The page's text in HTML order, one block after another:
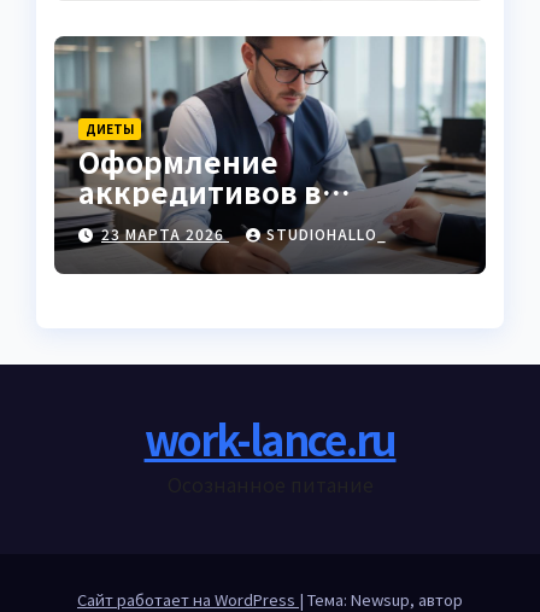
ДИЕТЫ
Оформление
аккредитивов в
международной
торговле
23 МАРТА 2026 STUDIOHALLO_
work-lance.ru
Сайт работает на WordPress | Тема: Newsup, автор